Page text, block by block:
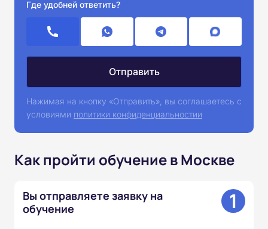
Где удобней ответить?
Нажимая на кнопку «Отправить», вы соглашаетесь с
условиями политики конфиденциальностии
Как пройти обучение в Москве
Вы отправляете заявку на
обучение
1